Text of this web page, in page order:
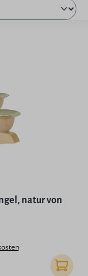
natur von
In den